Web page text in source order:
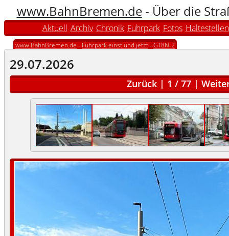
www.BahnBremen.de- Über die
Aktuell Archiv Chronik Fuhrpark Fotos Haltestellen
www.BahnBremen.de - Fuhrpark einst und jetzt-GT8N-2
29.07.2026
Zurück | 1 / 77 |